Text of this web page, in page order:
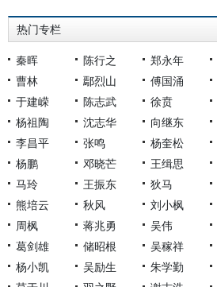
热门专栏
秦晖 陈行之 郑永年
曹林
鄢烈山 傅国涌
于建嵘
陈志武 徐贲
杨祖陶
沈志华 向继东
李昌平
张鸣 杨奎松
杨鹏
邓晓芒 王缉思
马玲
王振东 狄马
熊培云
秋风 刘小枫
周枫
蒋兆勇 吴伟
葛剑雄
储昭根 吴稼祥
杨小凯
吴励生 朱学勤